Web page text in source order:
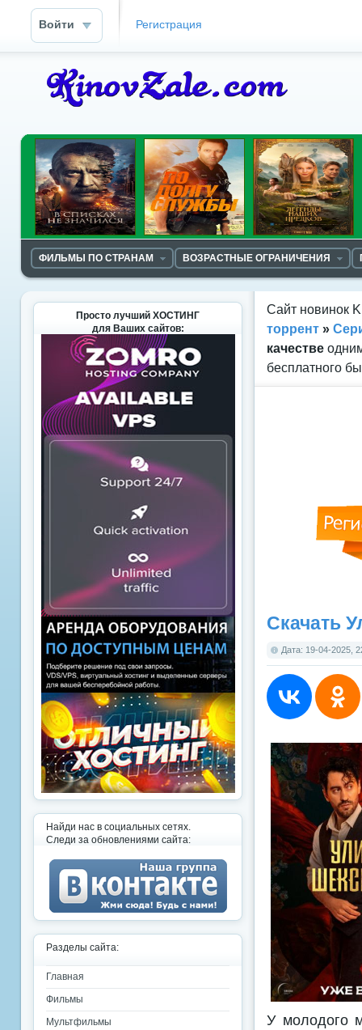
Войти Регистрация
ФИЛЬМЫ ПО СТРАНАМ ВОЗРАСТНЫЕ ОГРАНИЧЕНИЯ
Сайт новинок
торрент »
качестве
бесплатного
Скачать
Дата: 19-04-2025,
У молодого
Просто лучший ХОСТИНГ
для Ваших сайтов:
Найди нас в социальных сетях.
Следи за обновлениями сайта:
Разделы сайта:
Главная
Фильмы
Мультфильмы